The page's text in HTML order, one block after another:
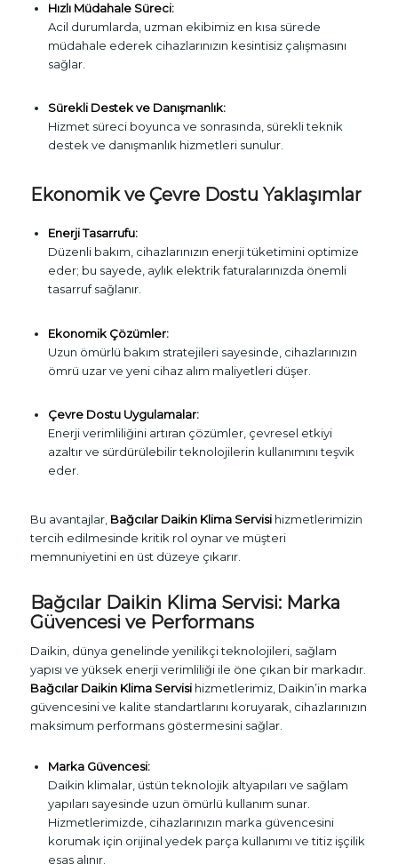
Hızlı Müdahale Süreci:
Acil durumlarda, uzman ekibimiz en kısa sürede
müdahale ederek cihazlarınızın kesintisiz çalışmasını
sağlar.
Sürekli Destek ve Danışmanlık:
Hizmet süreci boyunca ve sonrasında, sürekli teknik
destek ve danışmanlık hizmetleri sunulur.
Ekonomik ve Çevre Dostu Yaklaşımlar
Enerji Tasarrufu:
Düzenli bakım, cihazlarınızın enerji tüketimini optimize
eder; bu sayede, aylık elektrik faturalarınızda önemli
tasarruf sağlanır.
Ekonomik Çözümler:
Uzun ömürlü bakım stratejileri sayesinde, cihazlarınızın
ömrü uzar ve yeni cihaz alım maliyetleri düşer.
Çevre Dostu Uygulamalar:
Enerji verimliliğini artıran çözümler, çevresel etkiyi
azaltır ve sürdürülebilir teknolojilerin kullanımını teşvik
eder.
Bu avantajlar, Bağcılar Daikin Klima Servisihizmetlerimizin
tercih edilmesinde kritik rol oynar ve müşteri
memnuniyetini en üst düzeye çıkarır.
Bağcılar Daikin Klima Servisi: Marka
Güvencesi ve Performans
Daikin, dünya genelinde yenilikçi teknolojileri, sağlam
yapısı ve yüksek enerji verimliliği ile öne çıkan bir markadır.
Bağcılar Daikin Klima Servisihizmetlerimiz, Daikin’in marka
güvencesini ve kalite standartlarını koruyarak, cihazlarınızın
maksimum performans göstermesini sağlar.
Marka Güvencesi:
Daikin klimalar, üstün teknolojik altyapıları ve sağlam
yapıları sayesinde uzun ömürlü kullanım sunar.
Hizmetlerimizde, cihazlarınızın marka güvencesini
korumak için orijinal yedek parça kullanımı ve titiz işçilik
esas alınır.